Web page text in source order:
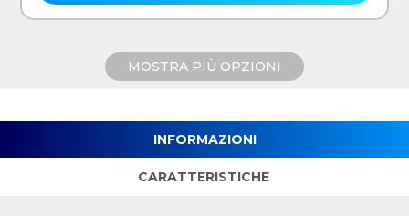
MOSTRA PIÙ OPZIONI
INFORMAZIONI
CARATTERISTICHE